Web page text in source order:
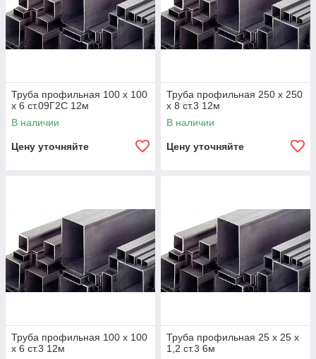
Труба профильная 100 х 100
х 6 ст.09Г2С 12м
В наличии
Цену уточняйте
Труба профильная 250 х 250
х 8 ст.3 12м
В наличии
Цену уточняйте
Труба профильная 100 х 100
х 6 ст.3 12м
Труба профильная 25 х 25 х
1,2 ст.3 6м